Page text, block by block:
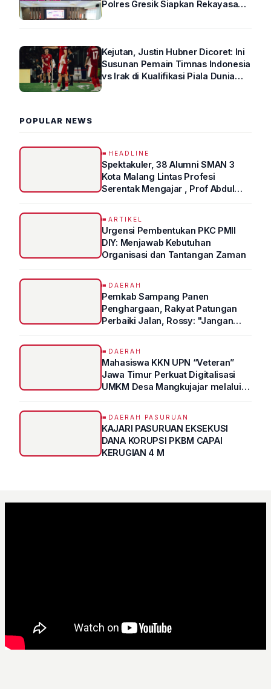
Polres Gresik Siapkan Rekayasa
Kejutan, Justin Hubner Dicoret: Ini
Susunan Pemain Timnas Indonesia
vs Irak di Kualifikasi Piala Dunia
POPULAR NEWS
HEADLINE
Spektakuler, 38 Alumni SMAN 3
Kota Malang Lintas Profesi
Serentak Mengajar , Prof Abdul
ARTIKEL
Urgensi Pembentukan PKC PMII
DIY: Menjawab Kebutuhan
Organisasi dan Tantangan Zaman
DAERAH
Pemkab Sampang Panen
Penghargaan, Rakyat Patungan
Perbaiki Jalan, Rossy: "Jangan
DAERAH
Mahasiswa KKN UPN “Veteran”
Jawa Timur Perkuat Digitalisasi
UMKM Desa Mangkujajar melalui
DAERAH PASURUAN
KAJARI PASURUAN EKSEKUSI
DANA KORUPSI PKBM CAPAI
KERUGIAN 4 M